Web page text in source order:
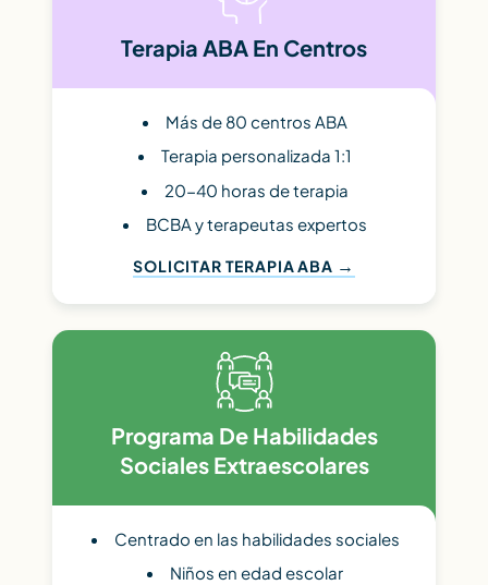
Terapia ABA En Centros
Más de 80 centros ABA
Terapia personalizada 1:1
20-40 horas de terapia
BCBA y terapeutas expertos
SOLICITAR TERAPIA ABA
Programa De Habilidades
Sociales Extraescolares
Centrado en las habilidades sociales
Niños en edad escolar